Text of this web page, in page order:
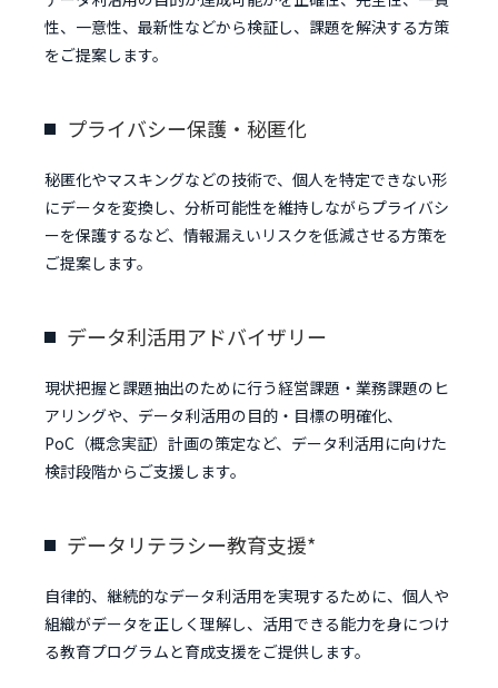
性、一意性、最新性などから検証し、課題を解決する方策
をご提案します。
プライバシー保護・秘匿化
秘匿化やマスキングなどの技術で、個人を特定できない形
にデータを変換し、分析可能性を維持しながらプライバシ
ーを保護するなど、情報漏えいリスクを低減させる方策を
ご提案します。
データ利活用アドバイザリー
現状把握と課題抽出のために行う経営課題・業務課題のヒ
アリングや、データ利活用の目的・目標の明確化、
PoC（概念実証）計画の策定など、データ利活用に向けた
検討段階からご支援します。
データリテラシー教育支援*
自律的、継続的なデータ利活用を実現するために、個人や
組織がデータを正しく理解し、活用できる能力を身につけ
る教育プログラムと育成支援をご提供します。